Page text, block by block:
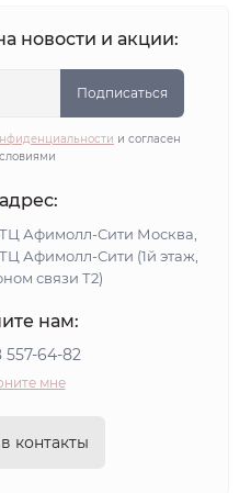
новости и акции:
Подписаться
и согласен
Афимолл-Сити Москва,
Афимолл-Сити (1й этаж,
связи Т2)
нам:
557-64-82
мне
контакты